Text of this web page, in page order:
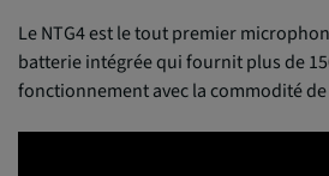
Le NTG4 est le tout premier
batterie intégrée qui fournit plus de
fonctionnement avec la commodité de